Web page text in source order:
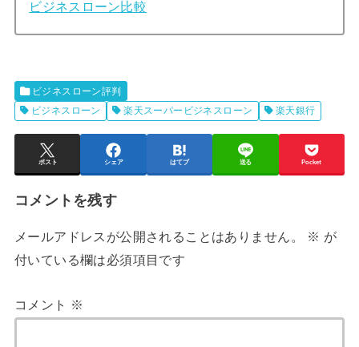
ビジネスローン比較
ビジネスローン評判
ビジネスローン 楽天スーパービジネスローン 楽天銀行
ポスト シェア はてブ 送る Pocket
コメントを残す
メールアドレスが公開されることはありません。 ※ が
付いている欄は必須項目です
コメント ※